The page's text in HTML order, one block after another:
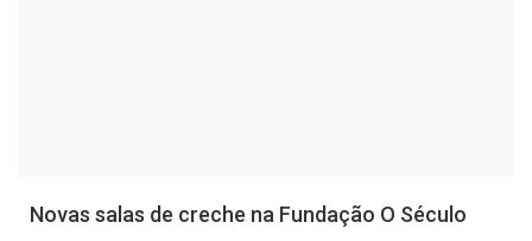
Novas salas de creche na Fundação O Século